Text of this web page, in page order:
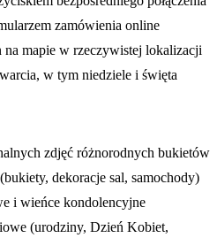
zamówienia online
na mapie w rzeczywistej lokalizacji
w tym niedziele i święta
zdjęć różnorodnych bukietów
dekoracje sal, samochody)
i wieńce kondolencyjne
(urodziny, Dzień Kobiet,